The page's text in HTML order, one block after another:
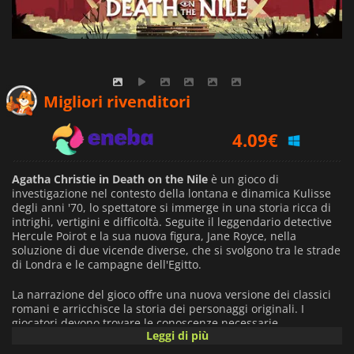
Migliori rivenditori
4.09€
33.09€
Agatha Christie in Death on the Nile è un gioco di
investigazione nel contesto della lontana e dinamica Kulisse
degli anni '70, lo spettatore si immerge in una storia ricca di
intrighi, vertigini e difficoltà. Seguite il leggendario detective
Hercule Poirot e la sua nuova figura, Jane Royce, nella
soluzione di due vicende diverse, che si svolgono tra le strade
di Londra e le campagne dell'Egitto.
La narrazione del gioco offre una nuova versione dei classici
romani e arricchisce la storia dei personaggi originali. I
giocatori devono trovare le conoscenze necessarie,
comprendere le contraddizioni e individuare le loro
Leggi di più